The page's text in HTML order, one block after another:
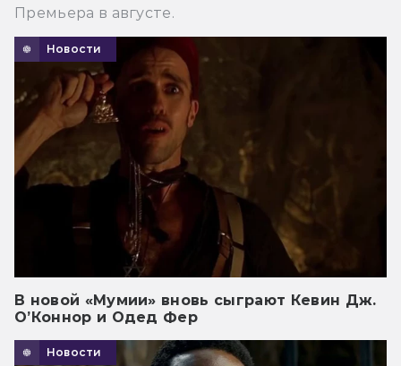
Премьера в августе.
Новости
В новой «Мумии» вновь сыграют Кевин Дж.
О’Коннор и Одед Фер
Новости